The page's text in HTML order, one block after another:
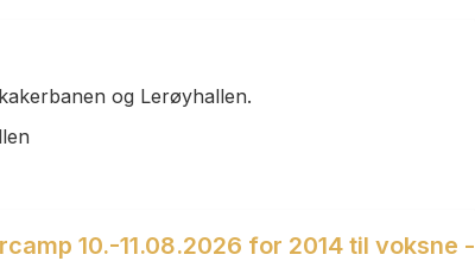
og Lerøyhallen.
10.-11.08.2026 for 2014 til voksne -